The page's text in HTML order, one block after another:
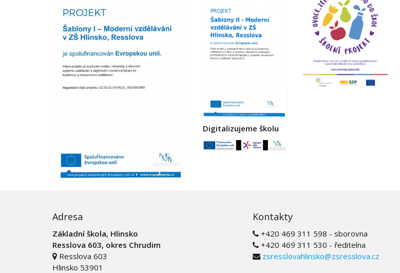
Digitalizujeme školu
Adresa
Základní škola, Hlinsko
Resslova 603, okres Chrudim
Resslova 603
Hlinsko 53901
Kontakty
+420 469 311 598 - sborovna
+420 469 311 530 - ředitelna
zsresslovahlinsko@zsresslova.cz